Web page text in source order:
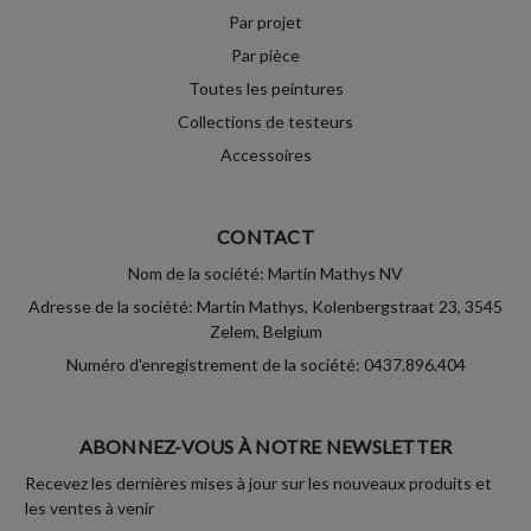
Par projet
Par pièce
Toutes les peintures
Collections de testeurs
Accessoires
CONTACT
Nom de la société: Martin Mathys NV
Adresse de la société: Martin Mathys, Kolenbergstraat 23, 3545
Zelem, Belgium
Numéro d'enregistrement de la société: 0437.896.404
ABONNEZ-VOUS À NOTRE NEWSLETTER
Recevez les dernières mises à jour sur les nouveaux produits et
les ventes à venir